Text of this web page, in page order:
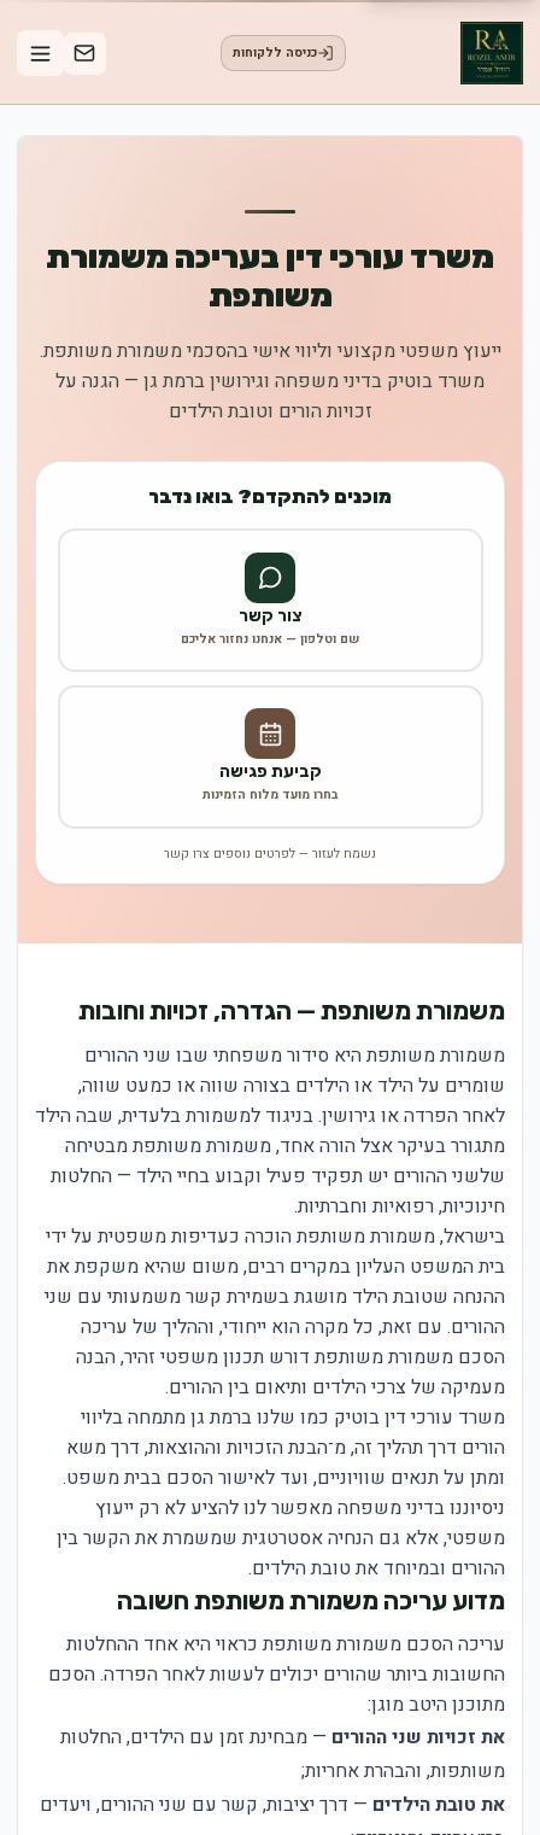
כניסה ללקוחות
משרד עורכי דין בעריכה משמורת
משותפת
ייעוץ משפטי מקצועי וליווי אישי בהסכמי משמורת משותפת.
משרד בוטיק בדיני משפחה וגירושין ברמת גן — הגנה על
זכויות הורים וטובת הילדים
מוכנים להתקדם? בואו נדבר
צור קשר
שם וטלפון — אנחנו נחזור אליכם
קביעת פגישה
בחרו מועד מלוח הזמינות
נשמח לעזור — לפרטים נוספים צרו קשר
משמורת משותפת — הגדרה, זכויות וחובות
משמורת משותפת היא סידור משפחתי שבו שני ההורים
שומרים על הילד או הילדים בצורה שווה או כמעט שווה,
לאחר הפרדה או גירושין. בניגוד למשמורת בלעדית, שבה הילד
מתגורר בעיקר אצל הורה אחד, משמורת משותפת מבטיחה
שלשני ההורים יש תפקיד פעיל וקבוע בחיי הילד — החלטות
חינוכיות, רפואיות וחברתיות.
בישראל, משמורת משותפת הוכרה כעדיפות משפטית על ידי
בית המשפט העליון במקרים רבים, משום שהיא משקפת את
ההנחה שטובת הילד מושגת בשמירת קשר משמעותי עם שני
ההורים. עם זאת, כל מקרה הוא ייחודי, וההליך של עריכה
הסכם משמורת משותפת דורש תכנון משפטי זהיר, הבנה
מעמיקה של צרכי הילדים ותיאום בין ההורים.
משרד עורכי דין בוטיק כמו שלנו ברמת גן מתמחה בליווי
הורים דרך תהליך זה, מ־הבנת הזכויות וההוצאות, דרך משא
ומתן על תנאים שוויוניים, ועד לאישור הסכם בבית משפט.
ניסיוננו בדיני משפחה מאפשר לנו להציע לא רק ייעוץ
משפטי, אלא גם הנחיה אסטרטגית שמשמרת את הקשר בין
ההורים ובמיוחד את טובת הילדים.
מדוע עריכה משמורת משותפת חשובה
עריכה הסכם משמורת משותפת כראוי היא אחד ההחלטות
החשובות ביותר שהורים יכולים לעשות לאחר הפרדה. הסכם
מתוכנן היטב מוגן:
את זכויות שני ההורים — מבחינת זמן עם הילדים, החלטות
משותפות, והבהרת אחריות;
את טובת הילדים — דרך יציבות, קשר עם שני ההורים, ויעדים